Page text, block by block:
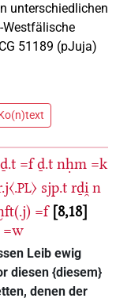
unterschiedlichen
Westfälische
51189 (pJuja)
im Ko(n)text
ḏ.t =f ḏ.t nḥm =k
PL〉 sjp.t rḏi̯ n
=f 8,18
=w
Leib ewig
diesen {diesem}
denen der